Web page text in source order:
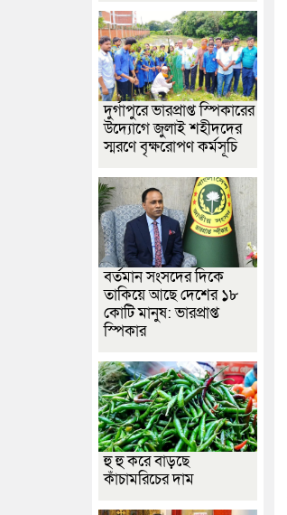
দুর্গাপুরে ভারপ্রাপ্ত স্পিকারের
উদ্যোগে জুলাই শহীদদের
স্মরণে বৃক্ষরোপণ কর্মসূচি
বর্তমান সংসদের দিকে
তাকিয়ে আছে দেশের ১৮
কোটি মানুষ: ভারপ্রাপ্ত
স্পিকার
হু হু করে বাড়ছে
কাঁচামরিচের দাম